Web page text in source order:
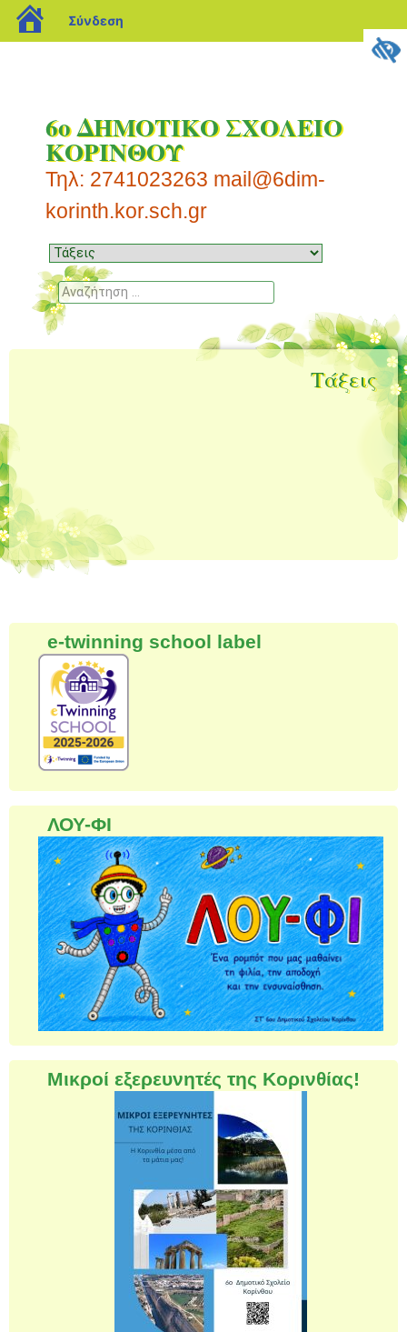
6ο ΔΗΜΟΤΙΚΟ ΣΧΟΛΕΙΟ
ΚΟΡΙΝΘΟΥ
Τηλ: 2741023263 mail@6dim-
korinth.kor.sch.gr
Μενού
Μετάβαση
σε
περιεχόμενο
Αναζήτηση
Τάξεις
e-twinning school label
ΛΟΥ-ΦΙ
Μικροί εξερευνητές της Κορινθίας!
blogs.sch.gr
Σύνδεση